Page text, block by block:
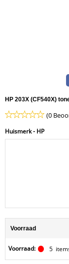
HP 203X (CF540X)
(0
Huismerk - HP
Voorraad
Voorraad: 5